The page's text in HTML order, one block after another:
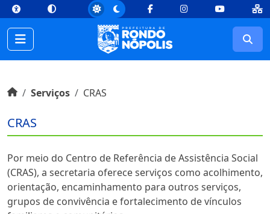
topConteúdo [1] Menu Principal [2] Busca [3] Rodapé [4]
FacebookInstagramYoutube
Início do conteúdo
InícioServiços CRAS
CRAS
Por meio do Centro de Referência de Assistência Social
(CRAS), a secretaria oferece serviços como acolhimento,
orientação, encaminhamento para outros serviços,
grupos de convivência e fortalecimento de vínculos